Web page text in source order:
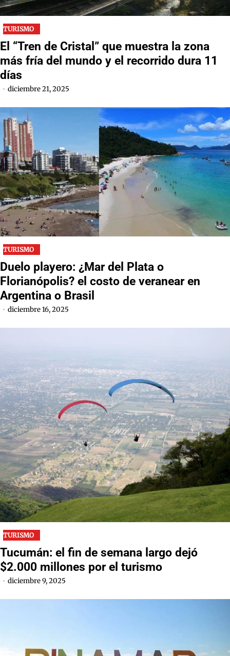
TURISMO
El “Tren de Cristal” que muestra la zona
más fría del mundo y el recorrido dura 11
días
diciembre 21, 2025
TURISMO
Duelo playero: ¿Mar del Plata o
Florianópolis? el costo de veranear en
Argentina o Brasil
diciembre 16, 2025
TURISMO
Tucumán: el fin de semana largo dejó
$2.000 millones por el turismo
diciembre 9, 2025